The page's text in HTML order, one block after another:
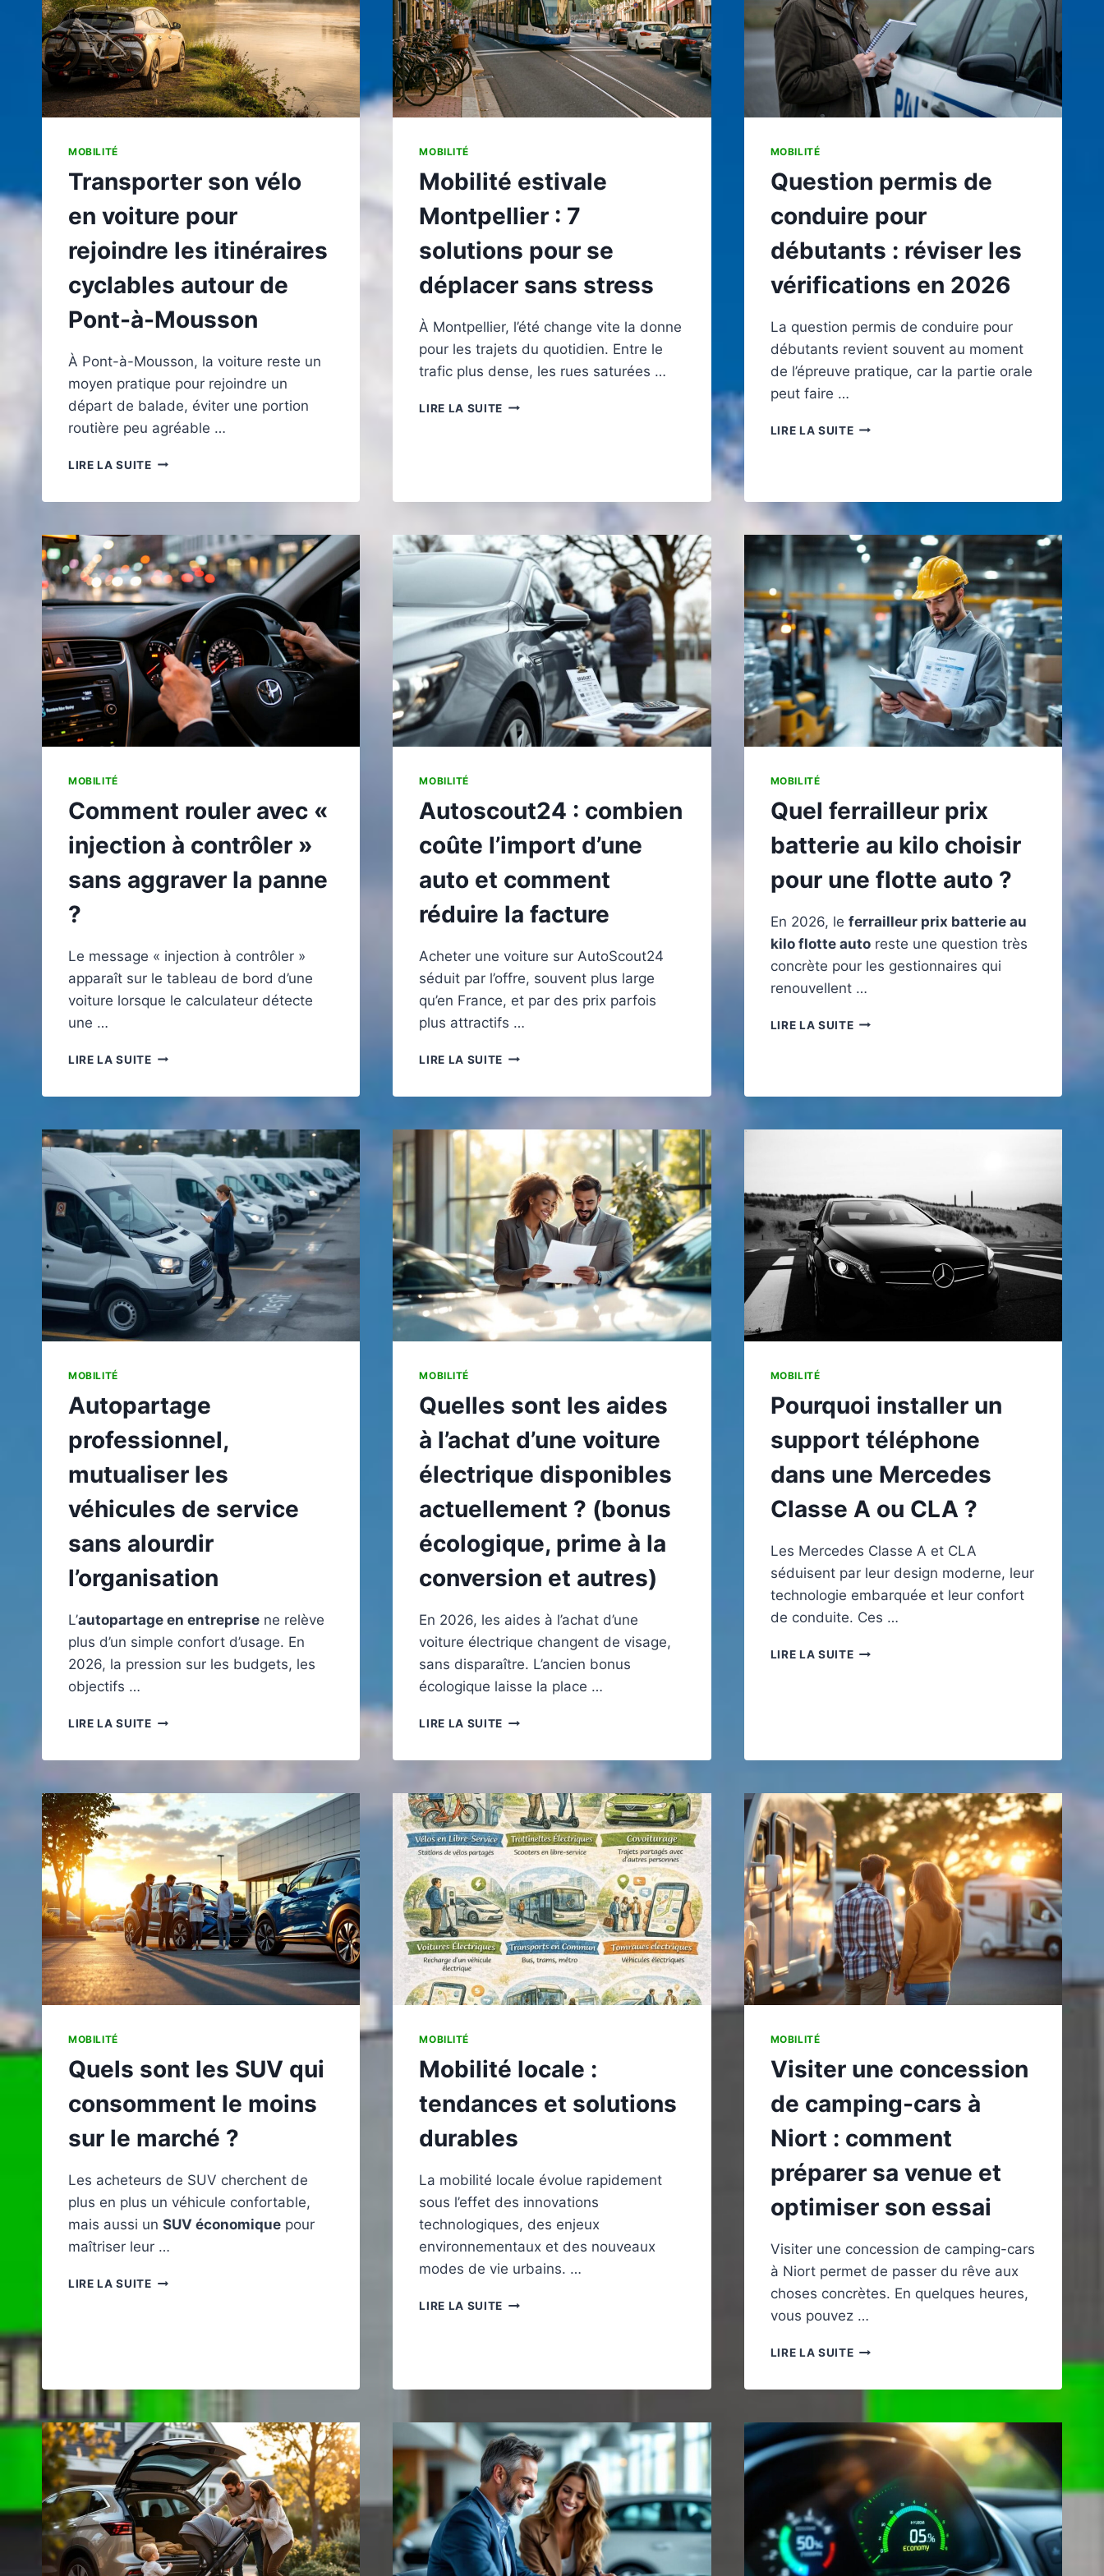
MOBILITÉ
Transporter son vélo
en voiture pour
rejoindre les itinéraires
cyclables autour de
Pont-à-Mousson
À Pont-à-Mousson, la voiture reste un
moyen pratique pour rejoindre un
départ de balade, éviter une portion
routière peu agréable …
LIRE LA SUITETRANSPORTER
POUR
REJOINDRE
LES
ITINÉRAIRES
CYCLABLES
AUTOUR
DE
PONT-
À-
MOUSSON
MOBILITÉ
Mobilité estivale
Montpellier : 7
solutions pour se
déplacer sans stress
À Montpellier, l’été change vite la donne
pour les trajets du quotidien. Entre le
trafic plus dense, les rues saturées …
LIRE LA SUITE MOBILITÉ
DÉPLACER
SANS
STRESS
MOBILITÉ
Question permis de
conduire pour
débutants : réviser les
vérifications en 2026
La question permis de conduire pour
débutants revient souvent au moment
de l’épreuve pratique, car la partie orale
peut faire …
LIRE LA SUITEQUESTION
DÉBUTANTS
:
RÉVISER
LES
VÉRIFICATIONS
EN
2026
MOBILITÉ
Comment rouler avec «
injection à contrôler »
sans aggraver la panne
?
Le message « injection à contrôler »
apparaît sur le tableau de bord d’une
voiture lorsque le calculateur détecte
une …
LIRE LA SUITECOMMENT
À
CONTRÔLER
SANS
AGGRAVER
LA
PANNE
?
MOBILITÉ
Autoscout24 : combien
coûte l’import d’une
auto et comment
réduire la facture
Acheter une voiture sur AutoScout24
séduit par l’offre, souvent plus large
qu’en France, et par des prix parfois
plus attractifs …
LIRE LA SUITE AUTOSCOUT24
COÛTE
D’UNE
AUTO
ET
COMMENT
RÉDUIRE
LA
FACTURE
MOBILITÉ
Quel ferrailleur prix
batterie au kilo choisir
pour une flotte auto ?
En 2026, le ferrailleur prix batterie au
kilo flotte autoreste une question très
concrète pour les gestionnaires qui
renouvellent …
LIRE LA SUITEQUEL
AUTO
?
MOBILITÉ
Autopartage
professionnel,
mutualiser les
véhicules de service
sans alourdir
l’organisation
L’autopartage en entreprise ne relève
plus d’un simple confort d’usage. En
2026, la pression sur les budgets, les
objectifs …
LIRE LA SUITEAUTOPARTAGE
DE
SERVICE
SANS
ALOURDIR
L’ORGANISATION
MOBILITÉ
Quelles sont les aides
à l’achat d’une voiture
électrique disponibles
actuellement ? (bonus
écologique, prime à la
conversion et autres)
En 2026, les aides à l’achat d’une
voiture électrique changent de visage,
sans disparaître. L’ancien bonus
écologique laisse la place …
LIRE LA SUITE QUELLES
L’ACHAT
D’UNE
VOITURE
ÉLECTRIQUE
DISPONIBLES
ACTUELLEMENT
?
(BONUS
ÉCOLOGIQUE,
PRIME
À
LA
MOBILITÉ
Pourquoi installer un
support téléphone
dans une Mercedes
Classe A ou CLA ?
Les Mercedes Classe A et CLA
séduisent par leur design moderne, leur
technologie embarquée et leur confort
de conduite. Ces …
LIRE LA SUITEPOURQUOI
A
OU
CLA
MOBILITÉ
Quels sont les SUV qui
consomment le moins
sur le marché ?
Les acheteurs de SUV cherchent de
plus en plus un véhicule confortable,
mais aussi un SUV économique pour
maîtriser leur …
LIRE LA SUITEQUELS
LE
MARCHÉ
?
MOBILITÉ
Mobilité locale :
tendances et solutions
durables
La mobilité locale évolue rapidement
sous l’effet des innovations
technologiques, des enjeux
environnementaux et des nouveaux
modes de vie urbains. …
LIRE LA SUITE MOBILITÉ
SOLUTIONS
MOBILITÉ
Visiter une concession
de camping-cars à
Niort : comment
préparer sa venue et
optimiser son essai
Visiter une concession de camping-cars
à Niort permet de passer du rêve aux
choses concrètes. En quelques heures,
vous pouvez …
LIRE LA SUITEVISITER
CARS
:
COMMENT
PRÉPARER
SA
VENUE